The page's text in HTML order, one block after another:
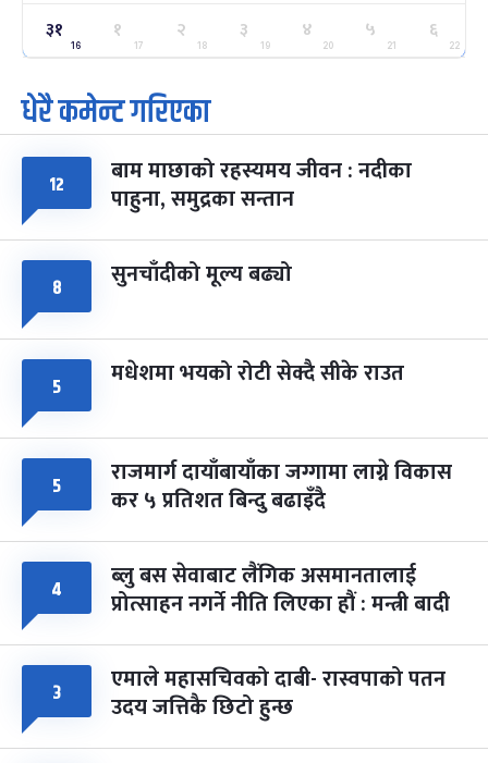
२५
मंगल
ग्याल्पो ल्होसार
फाल्गुन २५, २०८३ Mar 9, 2027
७ महिना बाँकी
७
आइत
पूर्णिमा व्रत
चैत्र ७, २०८३-Mar 21, 2027
८ फागुपूर्णिमा
चैत्र ८, २०८३-Mar 22, 2027
७ महिना बाँकी
३१
16
१
17
२
18
३
19
४
20
५
21
६
22
धेरै कमेन्ट गरिएका
१२ बाम माछाको रहस्यमय जीवन : नदीका
पाहुना, समुद्रका सन्तान
८ सुनचाँदीको मूल्य बढ्यो
५ मधेशमा भयको रोटी सेक्दै सीके राउत
५ राजमार्ग दायाँबायाँका जग्गामा लाग्ने विकास
कर ५ प्रतिशत बिन्दु बढाइँदै
४ ब्लु बस सेवाबाट लैंगिक असमानतालाई
प्रोत्साहन नगर्ने नीति लिएका हौं : मन्त्री बादी
३ एमाले महासचिवको दाबी- रास्वपाको पतन
उदय जत्तिकै छिटो हुन्छ